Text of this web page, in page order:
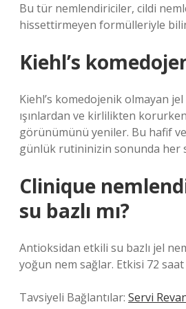
Bu tür nemlendiriciler, cildi
hissettirmeyen formülleriyle
Kiehl’s
Kiehl’s komedojenik olmayan
ışınlardan ve kirlilikten
görünümünü yeniler. Bu hafif ve
günlük rutininizin sonunda her
Clinique
su bazlı mı?
Antioksidan etkili su bazlı jel
yoğun nem sağlar. Etkisi 72
Tavsiyeli Bağlantılar: Servi